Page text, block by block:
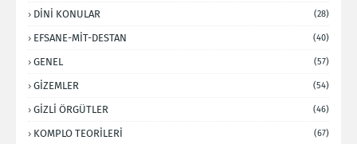
DİNİ KONULAR (28)
EFSANE-MİT-DESTAN (40)
GENEL (57)
GİZEMLER (54)
GİZLİ ÖRGÜTLER (46)
KOMPLO TEORİLERİ (67)